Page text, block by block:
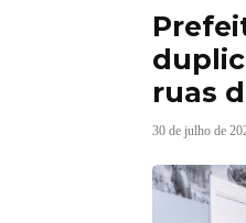
ruas
30 de julho de